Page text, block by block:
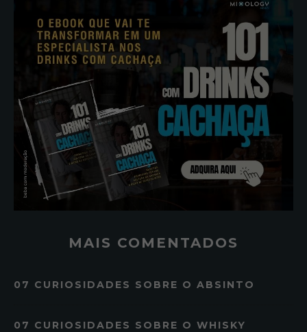
MAIS COMENTADOS
07 CURIOSIDADES SOBRE O ABSINTO
07 CURIOSIDADES SOBRE O WHISKY